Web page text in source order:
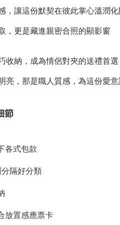
，讓這份默契在彼此掌心溫潤
，更是藏進親密合照的顯影窗
收納，成為情侶對夾的送禮首選
亮，那是職人質感，為這份愛
節
各式包款
隔好分類
放置感應票卡